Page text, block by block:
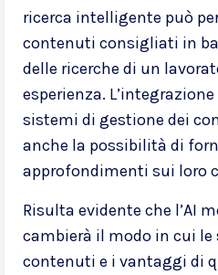
ricerca intelligente può
contenuti consigliati in
delle ricerche di un
esperienza.
sistemi di gestione dei
anche la possibilità di
approfondimenti sui loro
Risulta evidente che l’AI
cambierà il modo in cui
contenuti e i vantaggi di